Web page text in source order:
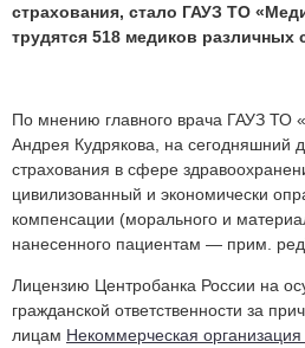
страхования, стало ГАУЗ ТО
трудятся 518 медиков различных
По мнению главного врача ГАУЗ ТО
Андрея Кудрякова, на сегодняшний
страхования в сфере
цивилизованный и экономически
компенсации (морального и
нанесенного пациентам — прим.
Лицензию Центробанка России на
гражданской ответственности за
лицам Некоммерческая